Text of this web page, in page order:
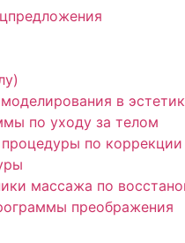
в
по уходу за телом
по
массажа по
преображения